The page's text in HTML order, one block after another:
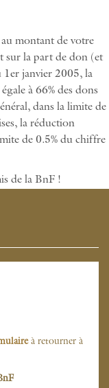
montant de votre
sur la part de don (et
janvier 2005, la
à 66% des dons
dans la limite de
la réduction
de 0.5% du chiffre
de la BnF !
à retourner à